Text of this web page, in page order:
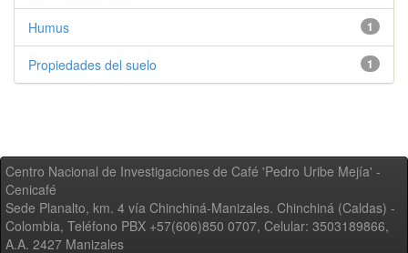
1
Humus
1
Propiedades del suelo
Centro Nacional de Investigaciones de Café 'Pedro Uribe Mejía' -
Cenicafé
Sede Planalto, km. 4 vía Chinchiná-Manizales. Chinchiná (Caldas) -
Colombia, Teléfono PBX +57(606)850 0707, Celular: 3503189866,
A.A. 2427 Manizales